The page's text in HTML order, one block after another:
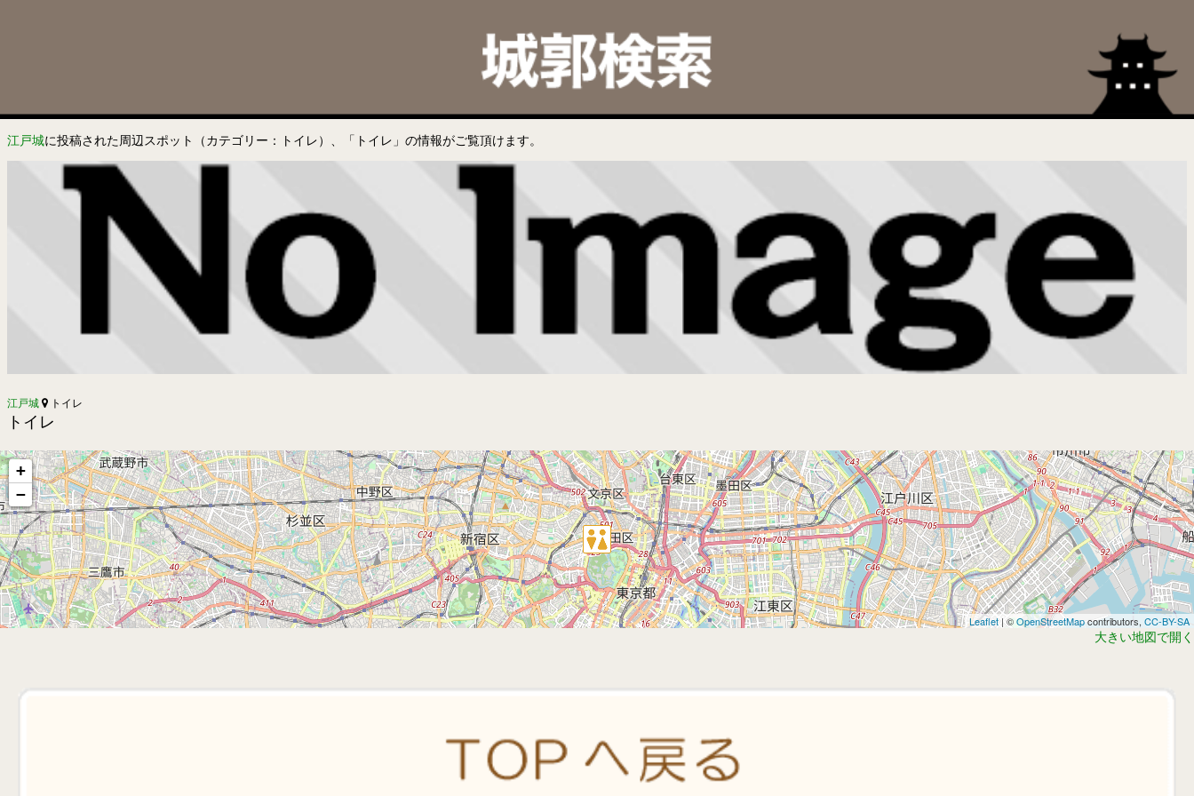
江戸城に投稿された周辺スポット（カテゴリー：トイレ）、「トイレ」の情報がご覧頂けます。
江戸城 トイレ
トイレ
+
−
Leaflet | ©OpenStreetMapcontributors, CC-BY-SA
大きい地図で開く